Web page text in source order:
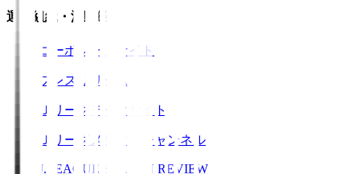
運営組織・活動紹介
コーポレートサイト
プレスリリース
Ｊリーグデータサイト
Ｊリーグメディアチャンネル
J.LEAGUE SEASON REVIEW